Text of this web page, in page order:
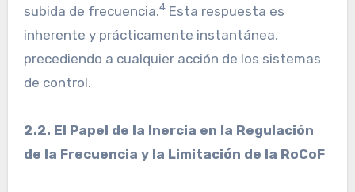
subida de frecuencia.4Esta respuesta es
inherente y prácticamente instantánea,
precediendo a cualquier acción de los sistemas
de control.
2.2. El Papel de la Inercia en la Regulación
de la Frecuencia y la Limitación de la RoCoF